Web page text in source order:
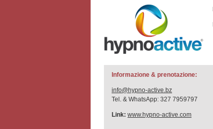
Informazione & prenotazione:
info@hypno-active.bz
Tel. & WhatsApp: 327 7959797
Link: www.hypno-active.com